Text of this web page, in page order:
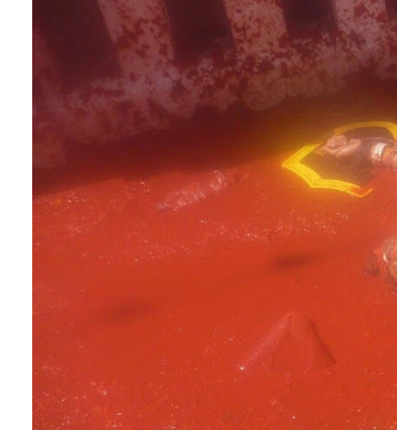
スペイン第３の街バレンシアを彩る「火祭り」の張子人
火祭りを彩る巨大な張子人形 その１
火祭りを彩る巨大な張子人形 その２
火祭りを彩る巨大な張子人形 その３
さすがパエリア発祥のバレンシア！ 路上で男たちがパ
美しい民族衣装に身を包んだ人々の献花パレード「オフ
祭りの最終日に順番に燃やされていくファリャ
２０１６年のメインとなる巨大ファリャ
最後のファリャが燃やされた時の火柱が大きすぎる！
路地を牛と男たちが全力疾走！
柵の間から牛追いを見ることができるので子供も女性も
模型の牛に花火をつけて走り回る「子供用の牛追い」
火花を散らす模型の牛から逃げる子供たちと親
「アホアリエロコンテスト」
大人も警察も容赦無くムチで叩く大頭の張子人間